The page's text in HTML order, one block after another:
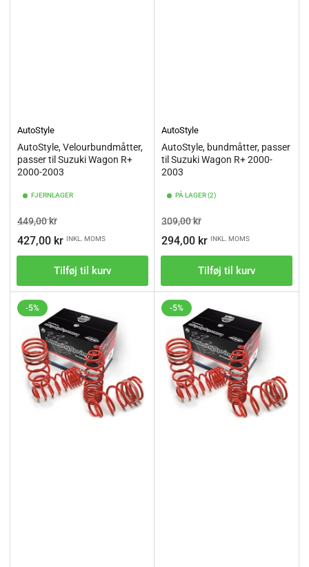
AutoStyle
AutoStyle, Velourbundmåtter,
passer til Suzuki Wagon R+
2000-2003
FJERNLAGER
Vejl.pris
449,00 krTilbudspris
427,00 kr INKL. MOMS
Tilføj til kurv
AutoStyle
AutoStyle, bundmåtter, passer
til Suzuki Wagon R+ 2000-
2003
PÅ LAGER (2)
Vejl.pris
309,00 krTilbudspris
294,00 kr INKL. MOMS
Tilføj til kurv
-5% -5%